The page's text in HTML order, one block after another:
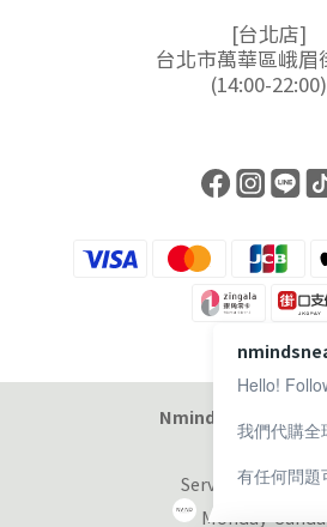
[台北店]
台北市萬華區峨眉
(14:00-22:00)
Nmind Sneaker 恩邁
Service at 11:00-
Monday-
Hello!
我們代購全
有任何問題